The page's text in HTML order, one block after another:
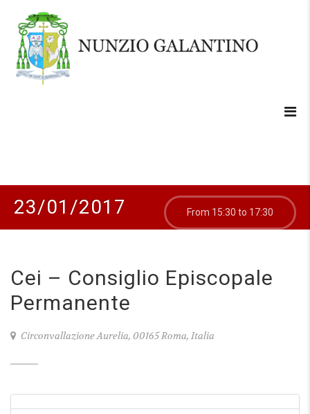
23/01/2017 From 15:30 to 17:30
Cei – Consiglio Episcopale
Permanente
Circonvallazione Aurelia, 00165 Roma, Italia